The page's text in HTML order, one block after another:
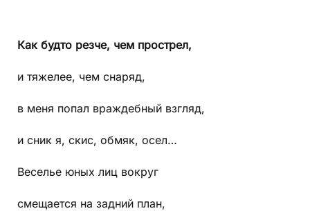
Как будто резче, чем прострел,
и тяжелее, чем снаряд,
в меня попал враждебный взгляд,
и сник я, скис, обмяк, осел…
Веселье юных лиц вокруг
смещается на задний план,